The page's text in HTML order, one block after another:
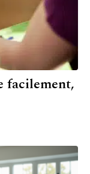
facilement,